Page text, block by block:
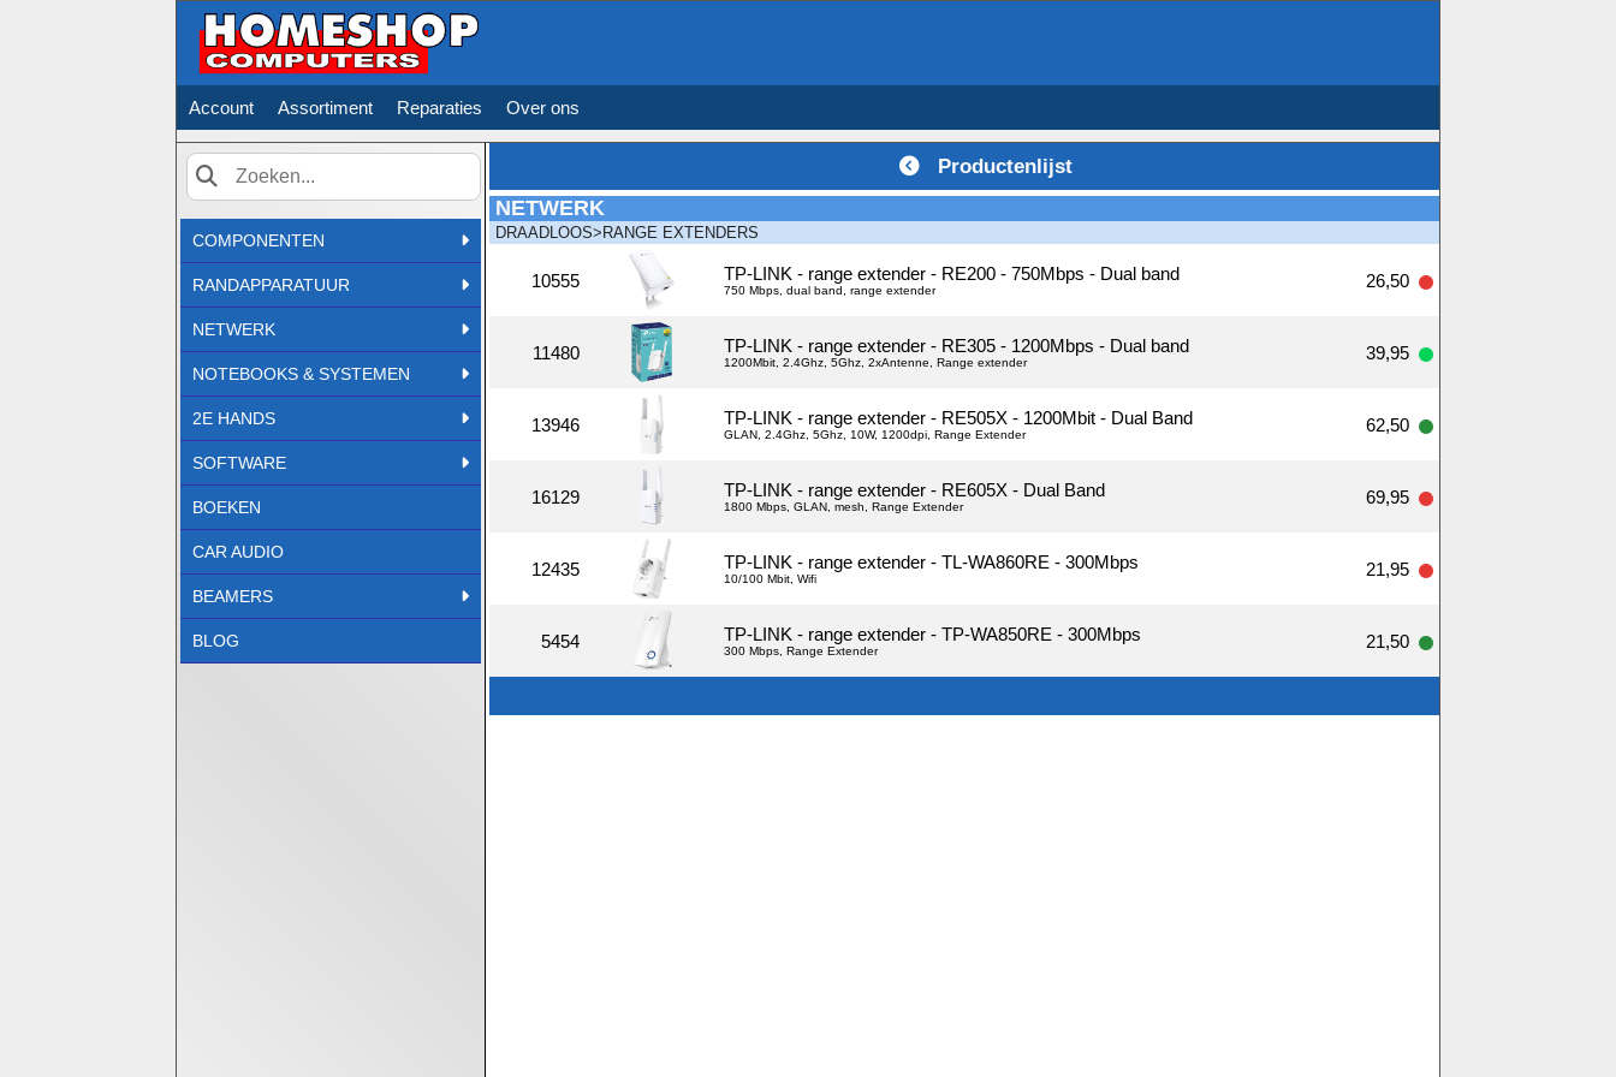
Account Assortiment Reparaties Over ons
Zoek
COMPONENTEN
RANDAPPARATUUR
NETWERK
NOTEBOOKS & SYSTEMEN
2E HANDS
SOFTWARE
BOEKEN
CAR AUDIO
BEAMERS
BLOG
Productenlijst
NETWERK
DRAADLOOS>RANGE EXTENDERS
10555 TP-LINK - range extender - RE200 - 750Mbps - Dual band
750 Mbps, dual band, range extender 26,50
11480 TP-LINK - range extender - RE305 - 1200Mbps - Dual band
1200Mbit, 2.4Ghz, 5Ghz, 2xAntenne, Range extender 39,95
13946 TP-LINK - range extender - RE505X - 1200Mbit - Dual Band
GLAN, 2.4Ghz, 5Ghz, 10W, 1200dpi, Range Extender 62,50
16129 TP-LINK - range extender - RE605X - Dual Band
1800 Mbps, GLAN, mesh, Range Extender 69,95
12435 TP-LINK - range extender - TL-WA860RE - 300Mbps
10/100 Mbit, Wifi 21,95
5454 TP-LINK - range extender - TP-WA850RE - 300Mbps
300 Mbps, Range Extender 21,50